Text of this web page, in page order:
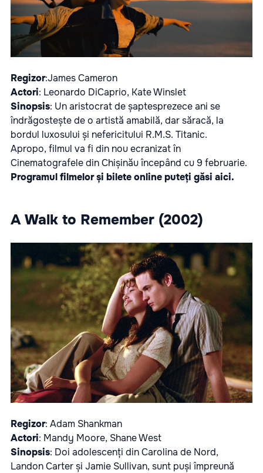
Regizor:James Cameron
Actori: Leonardo DiCaprio, Kate Winslet
Sinopsis: Un aristocrat de șaptesprezece ani se
îndrăgostește de o artistă amabilă, dar săracă, la
bordul luxosului și nefericitului R.M.S. Titanic.
Apropo, filmul va fi din nou ecranizat în
Cinematografele din Chișinău începând cu 9 februarie.
Programul filmelor și bilete online puteți găsi aici.
A Walk to Remember (2002)
Regizor: Adam Shankman
Actori: Mandy Moore, Shane West
Sinopsis: Doi adolescenți din Carolina de Nord,
Landon Carter și Jamie Sullivan, sunt puși împreună